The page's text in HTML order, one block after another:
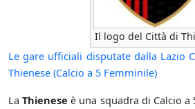
Il logo del Città di
Le gare ufficiali disputate dalla Lazio
Thienese (Calcio a 5 Femminile)
LaThienese è una squadra di Calcio a